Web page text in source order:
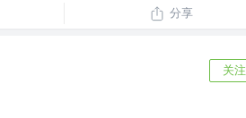
分享
关注